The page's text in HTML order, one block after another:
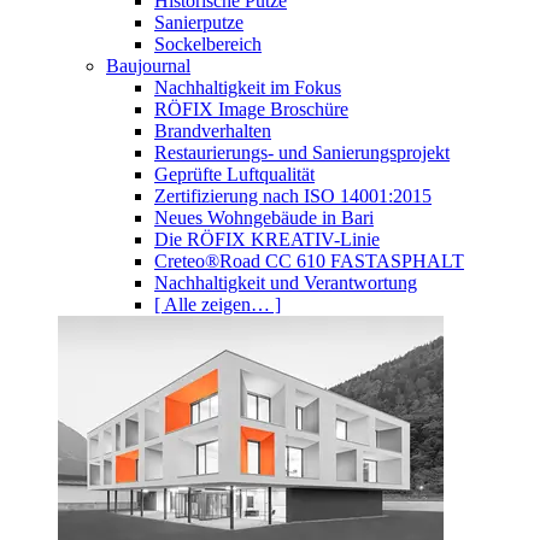
Sanierputze
Sockelbereich
Baujournal
Nachhaltigkeit im Fokus
RÖFIX Image Broschüre
Brandverhalten
Restaurierungs- und Sanierungsprojekt
Geprüfte Luftqualität
Zertifizierung nach ISO 14001:2015
Neues Wohngebäude in Bari
Die RÖFIX KREATIV-Linie
Creteo®Road CC 610 FASTASPHALT
Nachhaltigkeit und Verantwortung
[ Alle zeigen… ]